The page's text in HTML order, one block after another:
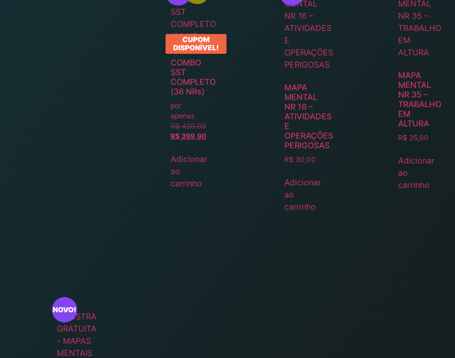
CUPOM
DISPONÍVEL!
COMBO
SST
COMPLETO
(36 NRs)
por
apenas
R$420,00
R$399,90
Adicionar
ao
carrinho
MAPA
MENTAL
NR 16 –
ATIVIDADES
E
OPERAÇÕES
PERIGOSAS
R$ 30,00
Adicionar
ao
carrinho
MAPA
MENTAL
NR 35 –
TRABALHO
EM
ALTURA
R$ 25,00
Adicionar
ao
carrinho
NOVO!